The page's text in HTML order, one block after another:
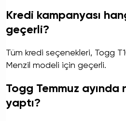
Kredi kampanyası
geçerli?
Tüm kredi seçenekleri, Togg
Menzil modeli için geçerli.
Togg Temmuz ayında
yaptı?